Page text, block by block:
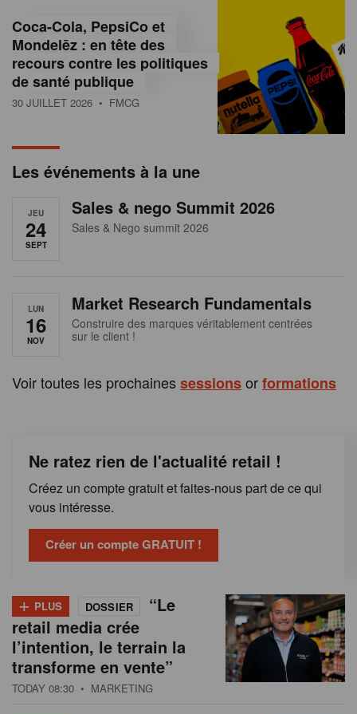
e
e
a
Coca-Cola, PepsiCo et
Mondelēz : en tête des
recours contre les politiques
de santé publique
30 JUILLET 2026 • FMCG
Les événements à la une
JEU
24
SEPT
Sales & nego Summit 2026
Sales & Nego summit 2026
LUN
16
NOV
Market Research Fundamentals
Construire des marques véritablement centrées
sur le client !
Voir toutes les prochaines sessionsorformations
Ne ratez rien de l'actualité retail !
Créez un compte gratuit et faites-nous part de ce qui
vous intéresse.
Créer un compte GRATUIT !
+ PLUS DOSSIER
“Le
retail media crée
l’intention, le terrain la
transforme en vente”
TODAY 08:30 • MARKETING